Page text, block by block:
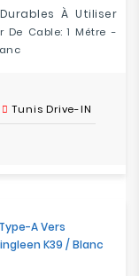
À Utiliser
De Cable: 1 Métre -
Tunis Drive-IN
A Vers
K39 / Blanc